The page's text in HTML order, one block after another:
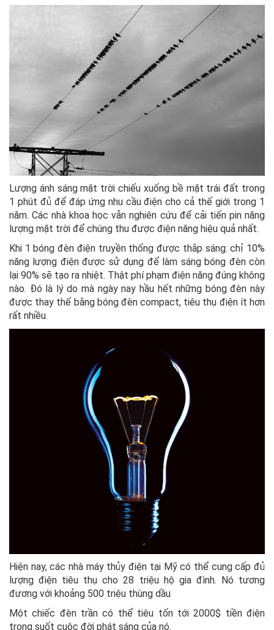
Lượng ánh sáng mặt trời chiếu xuống bề mặt trái đất trong
1 phút đủ để đáp ứng nhu cầu điện cho cả thế giới trong 1
năm. Các nhà khoa học vẫn nghiên cứu để cải tiến pin năng
lượng mặt trời để chúng thu được điện năng hiệu quả nhất.
Khi 1 bóng đèn điện truyền thống được thắp sáng: chỉ 10%
năng lượng điện được sử dụng để làm sáng bóng đèn còn
lại 90% sẽ tạo ra nhiệt. Thật phí phạm điện năng đúng không
nào. Đó là lý do mà ngày nay hầu hết những bóng đèn này
được thay thế bằng bóng đèn compact, tiêu thụ điện ít hơn
rất nhiều.
Hiện nay, các nhà máy thủy điện tại Mỹ có thể cung cấp đủ
lượng điện tiêu thụ cho 28 triệu hộ gia đình. Nó tương
đương với khoảng 500 triệu thùng dầu
Một chiếc đèn trần có thể tiêu tốn tới 2000$ tiền điện
trong suốt cuộc đời phát sáng của nó.